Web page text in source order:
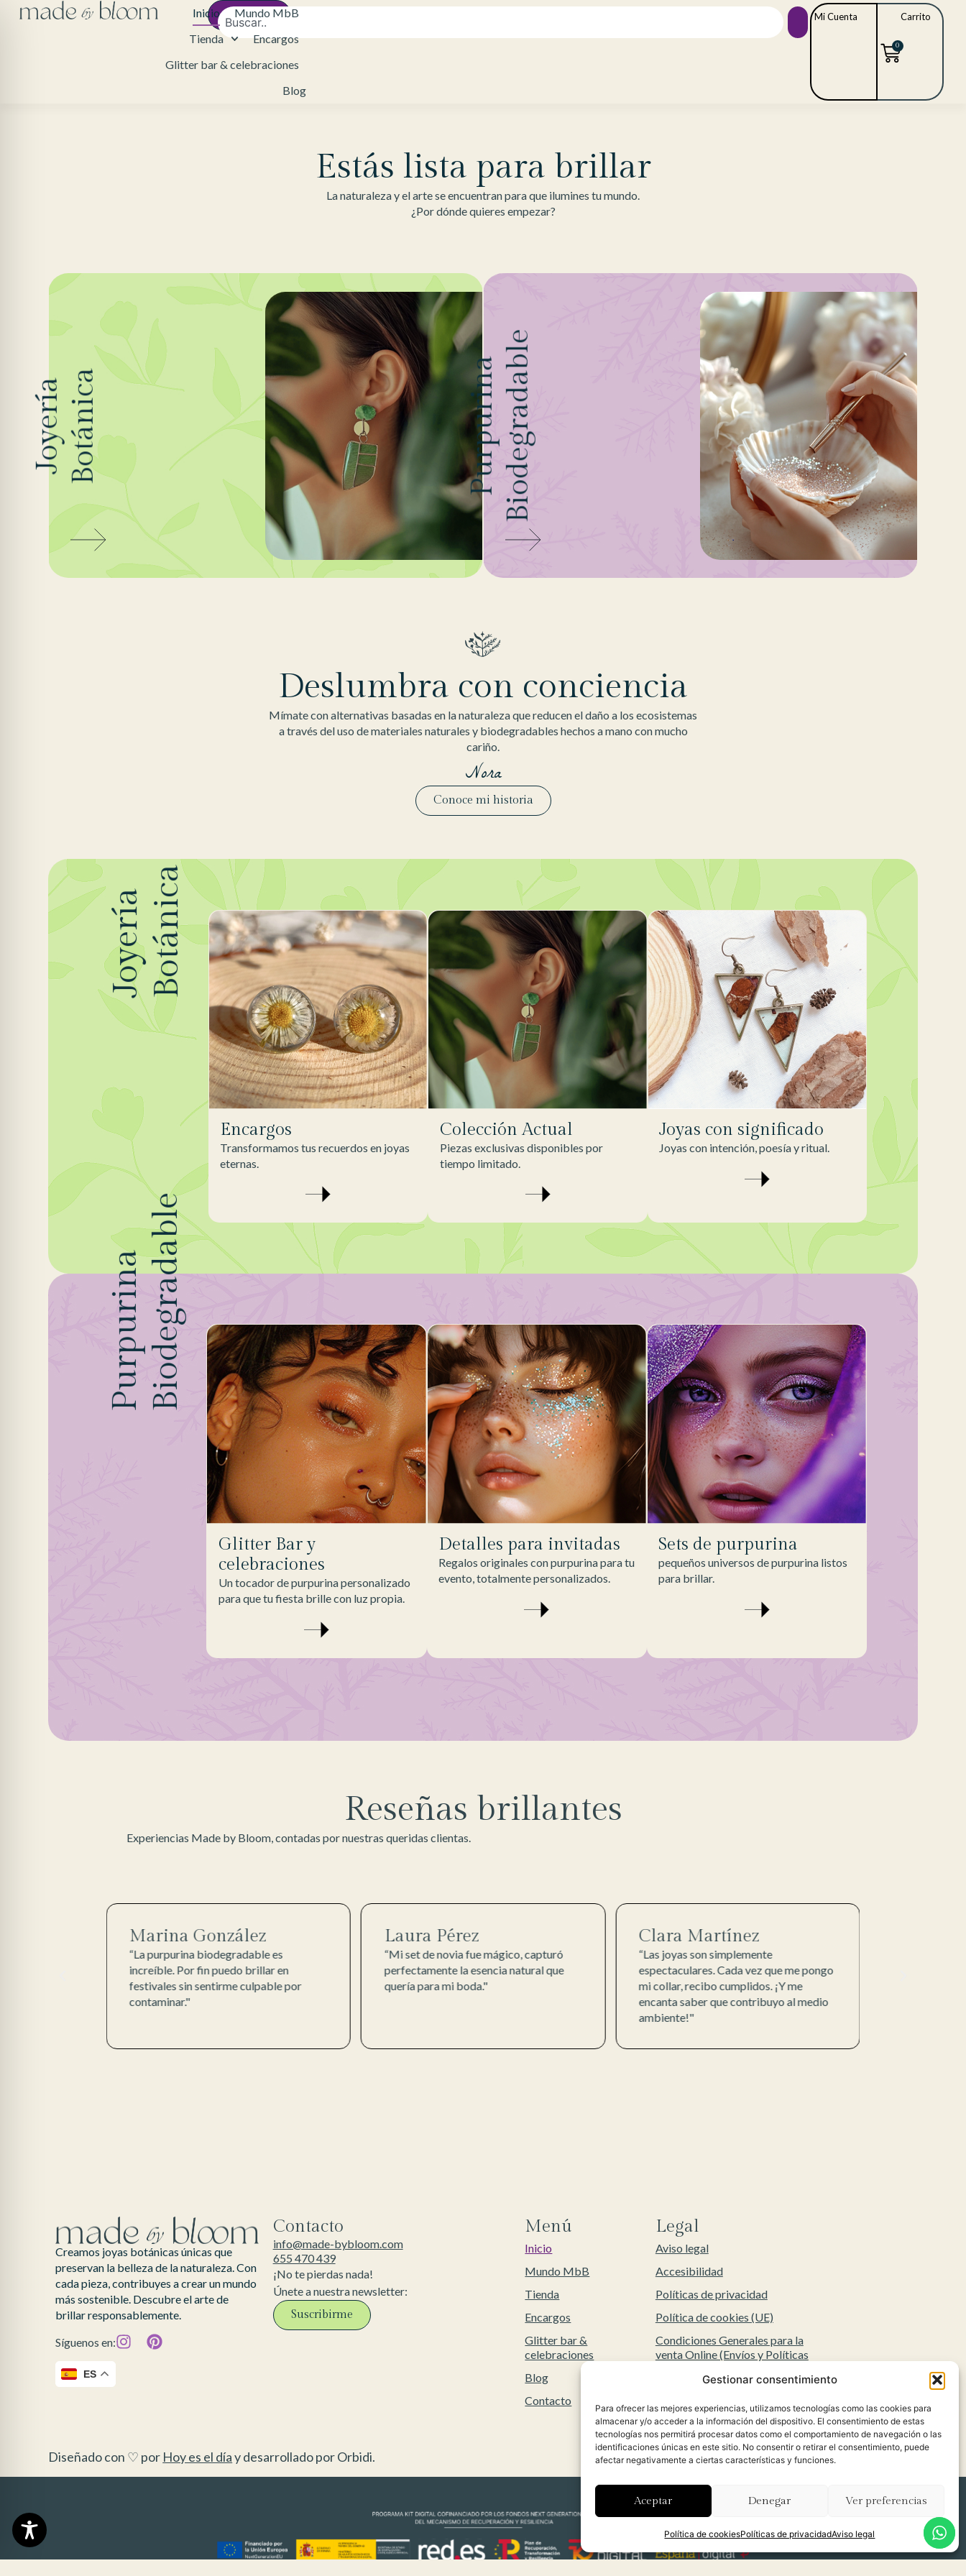
Gestionar consentimiento
Para ofrecer las mejores experiencias, utilizamos tecnologías como las cookies para
almacenar y/o acceder a la información del dispositivo. El consentimiento de estas
tecnologías nos permitirá procesar datos como el comportamiento de navegación o las
identificaciones únicas en este sitio. No consentir o retirar el consentimiento, puede
afectar negativamente a ciertas características y funciones.
Aceptar Denegar Ver preferencias
Política de cookiesPolíticas de privacidadAviso legal
Inicio
Mundo MbB
Tienda
Encargos
Glitter bar & celebraciones
Blog
Contacto Mi Cuenta
0
Carrito
Estás lista para brillar
La naturaleza y el arte se encuentran para que ilumines tu mundo.
¿Por dónde quieres empezar?
JoyeríaBotánica PurpurinaBiodegradable
Deslumbra con conciencia
Mímate con alternativas basadas en la naturaleza que reducen el daño a los ecosistemas
a través del uso de materiales naturales y biodegradables hechos a mano con mucho
cariño.
Nora
Conoce mi historia
JoyeríaBotánica
Encargos
Transformamos tus recuerdos en joyas
eternas.
Colección Actual
Piezas exclusivas disponibles por
tiempo limitado.
Joyas con significado
Joyas con intención, poesía y ritual.
PurpurinaBiodegradable
Glitter Bar y
celebraciones
Un tocador de purpurina personalizado
para que tu fiesta brille con luz propia.
Detalles para invitadas
Regalos originales con purpurina para tu
evento, totalmente personalizados.
Sets de purpurina
pequeños universos de purpurina listos
para brillar.
Reseñas brillantes
Experiencias Made by Bloom, contadas por nuestras queridas clientas.
“La purpurina biodegradable es
increíble. Por fin puedo brillar en
festivales sin sentirme culpable por
contaminar."
Marina González
“Mi set de novia fue mágico, capturó
perfectamente la esencia natural que
quería para mi boda."
Laura Pérez
“Las joyas son simplemente
espectaculares. Cada vez que me pongo
mi collar, recibo cumplidos. ¡Y me
encanta saber que contribuyo al medio
ambiente!"
Clara Martínez
Creamos joyas botánicas únicas que
preservan la belleza de la naturaleza. Con
cada pieza, contribuyes a crear un mundo
más sostenible. Descubre el arte de
brillar responsablemente.
Síguenos en:
ES
Contacto
info@made-bybloom.com
655 470 439
¡No te pierdas nada!
Únete a nuestra newsletter:
Suscribirme
Menú
Inicio
Mundo MbB
Tienda
Encargos
Glitter bar &
celebraciones
Blog
Contacto
Legal
Aviso legal
Accesibilidad
Políticas de privacidad
Política de cookies (UE)
Condiciones Generales para la
venta Online (Envíos y Políticas
Diseñado con ♡ por Hoy es el díay desarrollado por Orbidi.